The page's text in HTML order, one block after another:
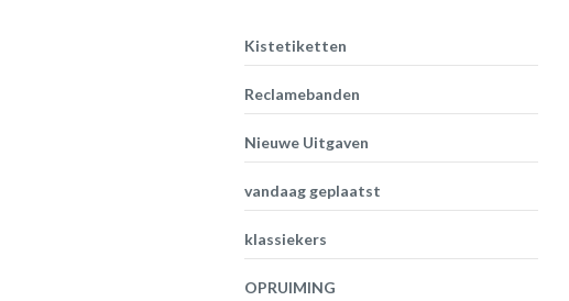
Kistetiketten
Reclamebanden
Nieuwe Uitgaven
vandaag geplaatst
klassiekers
OPRUIMING